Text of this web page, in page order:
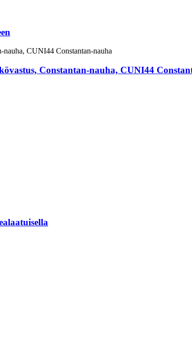
Constantan-nauha, CUNI44